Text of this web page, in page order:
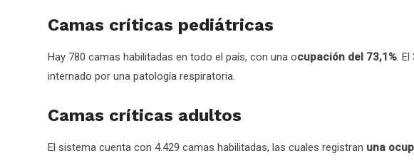
Camas críticas pediátricas
Hay 780 camas habilitadas en todo el país, con una ocupación del 73,1%.
internado por una patología respiratoria.
Camas críticas adultos
El sistema cuenta con 4.429 camas habilitadas, las cuales registran una